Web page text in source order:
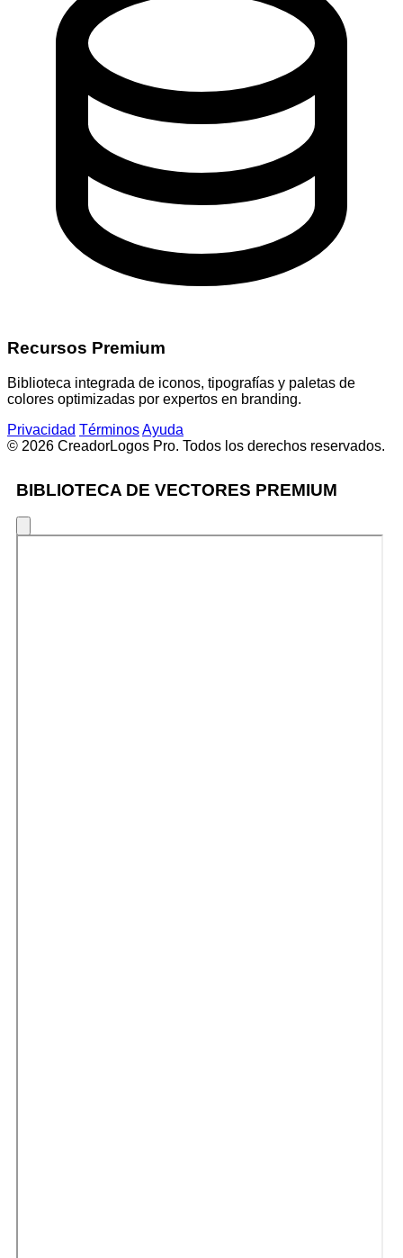
Recursos Premium
Biblioteca integrada de iconos, tipografías y paletas de
colores optimizadas por expertos en branding.
Privacidad TérminosAyuda
© 2026 CreadorLogos Pro. Todos los derechos reservados.
BIBLIOTECA DE VECTORES PREMIUM